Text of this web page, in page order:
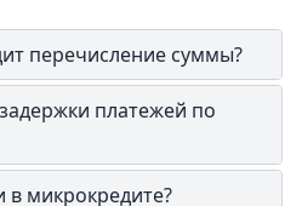
перечисление суммы?
платежей по
в микрокредите?